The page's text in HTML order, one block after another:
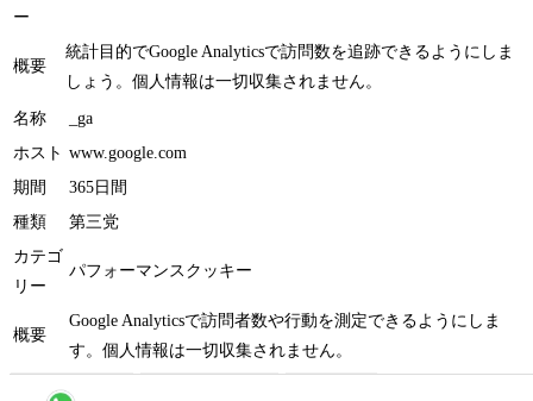
ー
概要
統計目的でGoogle Analyticsで訪問数を追跡できるようにしま
しょう。個人情報は一切収集されません。
名称
_ga
ホスト www.google.com
期間
365日間
種類
第三党
カテゴ
リー
パフォーマンスクッキー
概要
Google Analyticsで訪問者数や行動を測定できるようにしま
す。個人情報は一切収集されません。